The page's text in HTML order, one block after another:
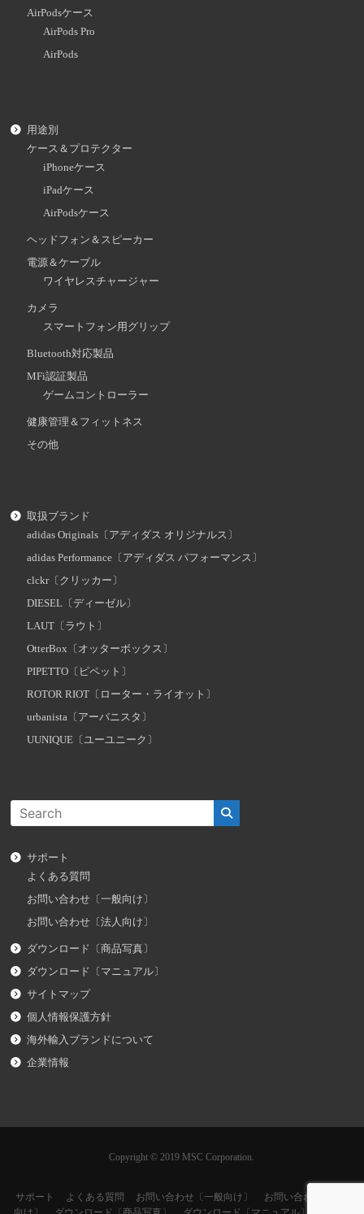
AirPodsケース
AirPods Pro
AirPods
用途別
ケース＆プロテクター
iPhoneケース
iPadケース
AirPodsケース
ヘッドフォン＆スピーカー
電源＆ケーブル
ワイヤレスチャージャー
カメラ
スマートフォン用グリップ
Bluetooth対応製品
MFi認証製品
ゲームコントローラー
健康管理＆フィットネス
その他
取扱ブランド
adidas Originals〔アディダス オリジナルス〕
adidas Performance〔アディダス パフォーマンス〕
clckr〔クリッカー〕
DIESEL〔ディーゼル〕
LAUT〔ラウト〕
OtterBox〔オッターボックス〕
PIPETTO〔ピペット〕
ROTOR RIOT〔ローター・ライオット〕
urbanista〔アーバニスタ〕
UUNIQUE〔ユーユニーク〕
サポート
よくある質問
お問い合わせ〔一般向け〕
お問い合わせ〔法人向け〕
ダウンロード〔商品写真〕
ダウンロード〔マニュアル〕
サイトマップ
個人情報保護方針
海外輸入ブランドについて
企業情報
Copyright © 2019 MSC Corporation.
サポート よくある質問 お問い合わせ〔一般向け〕
お問い合わせ〔法人